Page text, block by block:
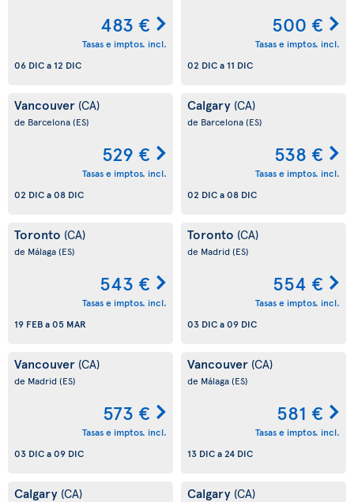
483 €
Tasas e imptos. incl.
06 DICa 12 DIC
500 €
Tasas e imptos. incl.
02 DICa 11 DIC
Vancouver (CA)
de Barcelona(ES)
529 €
Tasas e imptos. incl.
02 DICa08 DIC
Calgary (CA)
de Barcelona(ES)
538 €
Tasas e imptos. incl.
02 DICa08 DIC
Toronto (CA)
de Málaga(ES)
543 €
Tasas e imptos. incl.
19 FEBa05 MAR
Toronto (CA)
de Madrid(ES)
554 €
Tasas e imptos. incl.
03 DICa09 DIC
Vancouver (CA)
de Madrid(ES)
573 €
Tasas e imptos. incl.
03 DICa09 DIC
Vancouver (CA)
de Málaga(ES)
581 €
Tasas e imptos. incl.
13 DICa24 DIC
Calgary (CA) Calgary (CA)